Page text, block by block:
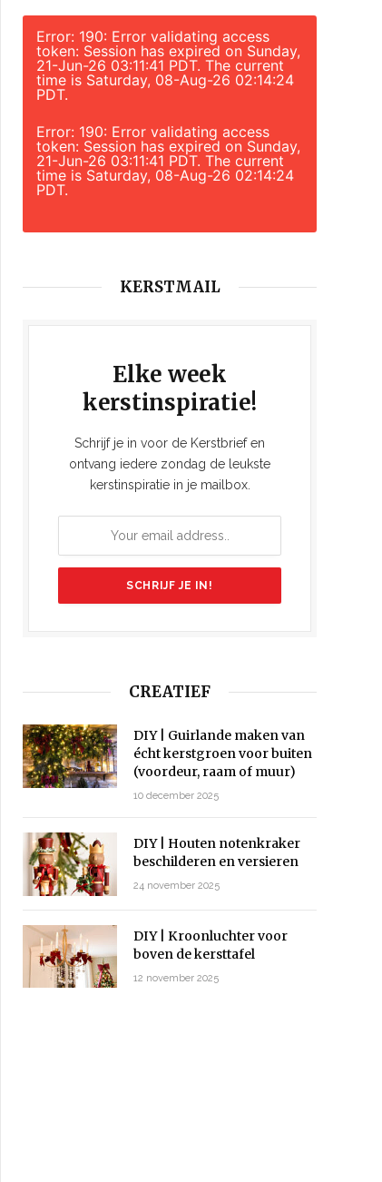
Error: 190: Error validating access
token: Session has expired on Sunday,
21-Jun-26 03:11:41 PDT. The current
time is Saturday, 08-Aug-26 02:14:24
PDT.
Error: 190: Error validating access
token: Session has expired on Sunday,
21-Jun-26 03:11:41 PDT. The current
time is Saturday, 08-Aug-26 02:14:24
PDT.
KERSTMAIL
Elke week
kerstinspiratie!
Schrijf je in voor de Kerstbrief en
ontvang iedere zondag de leukste
kerstinspiratie in je mailbox.
CREATIEF
DIY | Guirlande maken van
écht kerstgroen voor buiten
(voordeur, raam of muur)
10 december 2025
DIY | Houten notenkraker
beschilderen en versieren
24 november 2025
DIY | Kroonluchter voor
boven de kersttafel
12 november 2025